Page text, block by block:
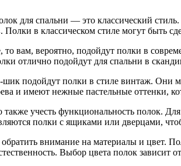
для спальни — это классический
Полки в классическом стиле могут
то вам, вероятно, подойдут полки в
отлично подойдут для спальни в
подойдут полки в стиле винтаж. Они
и имеют нежные пастельные оттенки,
учесть функциональность полок.
полки с ящиками или дверцами,
внимание на материалы и цвет.
Выбор цвета полок зависит